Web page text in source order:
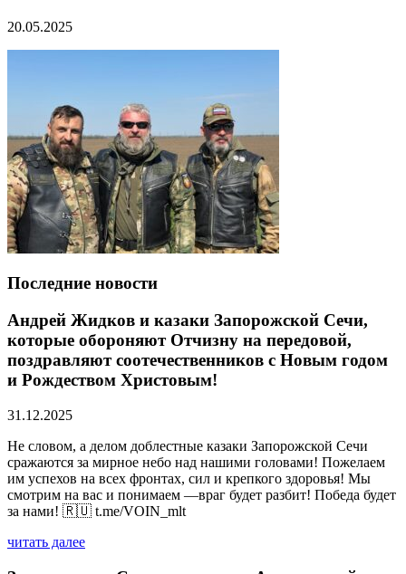
20.05.2025
Последние новости
Андрей Жидков и казаки Запорожской Сечи,
которые обороняют Отчизну на передовой,
поздравляют соотечественников с Новым годом
и Рождеством Христовым!
31.12.2025
Не словом, а делом доблестные казаки Запорожской Сечи
сражаются за мирное небо над нашими головами! Пожелаем
им успехов на всех фронтах, сил и крепкого здоровья! Мы
смотрим на вас и понимаем —враг будет разбит! Победа будет
за нами! 🇷🇺 t.me/VOIN_mlt
читать далее